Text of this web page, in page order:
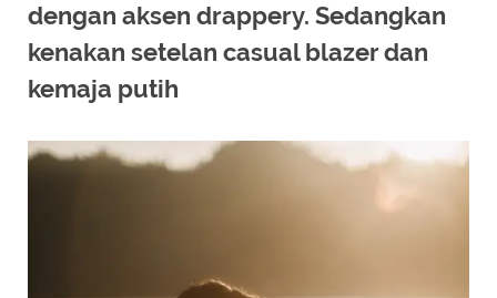
dengan aksen drappery. Sedangkan
kenakan setelan casual blazer dan
kemaja putih